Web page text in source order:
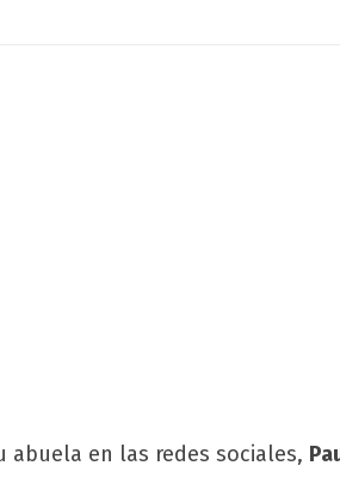
en las redes sociales,